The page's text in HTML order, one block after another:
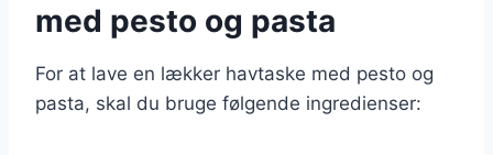
med pesto og pasta
For at lave en lækker havtaske med pesto og
pasta, skal du bruge følgende ingredienser: